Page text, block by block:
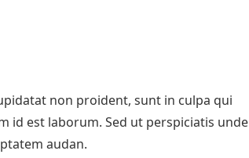
non proident, sunt in culpa qui
id est laborum. Sed ut perspiciatis unde
audan.